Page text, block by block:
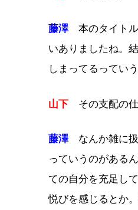
藤澤本のタイトル
いありましたね。
しまってるっていう
山下 その支配の仕
藤澤なんか雑に扱
っていうのがある
ての自分を充足し
悦びを感じるとか